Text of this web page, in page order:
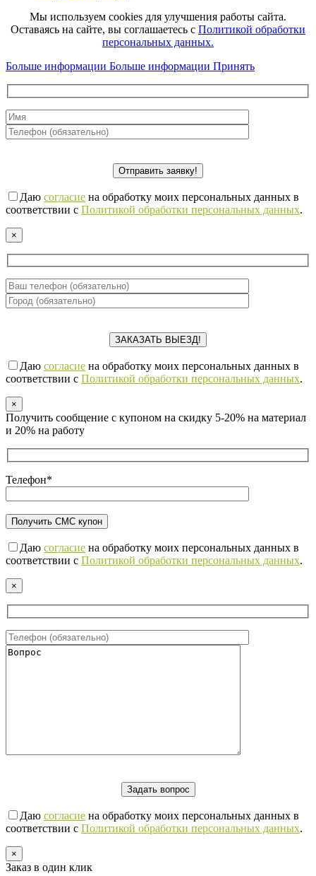
Мы используем cookies для улучшения работы сайта.
Оставаясь на сайте, вы соглашаетесь с Политикой обработки
персональных данных.
Больше информации Больше информации Принять
Даю согласие на обработку моих персональных данных в
соответствии с Политикой обработки персональных данных.
×
Даю согласие на обработку моих персональных данных в
соответствии с Политикой обработки персональных данных.
×
Получить сообщение с купоном на скидку 5-20% на материал
и 20% на работу
Телефон*
Даю согласие на обработку моих персональных данных в
соответствии с Политикой обработки персональных данных.
×
Даю согласие на обработку моих персональных данных в
соответствии с Политикой обработки персональных данных.
×
Заказ в один клик